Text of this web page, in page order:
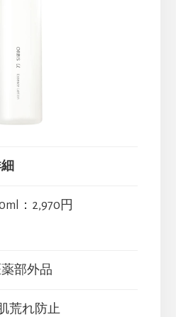
：2,970円
薬部外品
荒れ防止